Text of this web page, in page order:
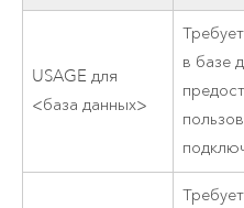
USAGE для
<база данных>
в базе